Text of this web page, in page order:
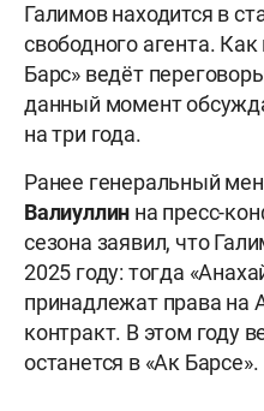
Галимов находится в
свободного агента.
Барс» ведёт
данный момент
на три года.
Ранее генеральный
Валиуллин на пресс-
сезона заявил, что
2025 году: тогда
принадлежат права на
контракт. В этом году
останется в «Ак Барсе».